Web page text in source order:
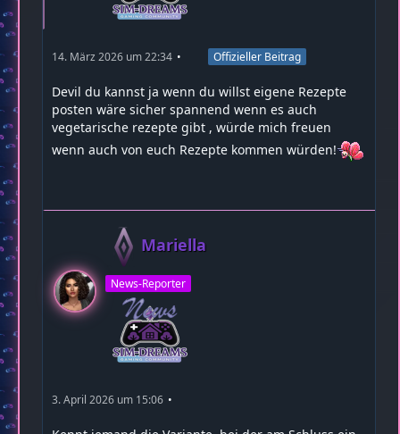
14. März 2026 um 22:34 Offizieller Beitrag
Devil du kannst ja wenn du willst eigene Rezepte
posten wäre sicher spannend wenn es auch
vegetarische rezepte gibt , würde mich freuen
wenn auch von euch Rezepte kommen würden!
Mariella
News-Reporter
3. April 2026 um 15:06